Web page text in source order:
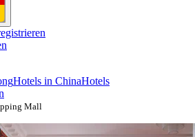
Hotels in ChinaHotels
Mall